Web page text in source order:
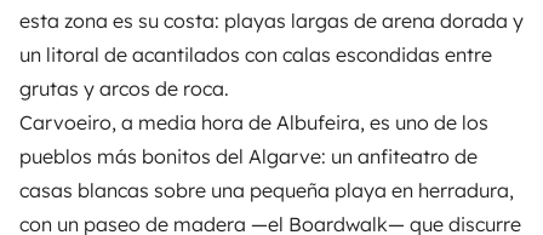
esta zona es su costa: playas largas de arena dorada y
un litoral de acantilados con calas escondidas entre
grutas y arcos de roca.
Carvoeiro, a media hora de Albufeira, es uno de los
pueblos más bonitos del Algarve: un anfiteatro de
casas blancas sobre una pequeña playa en herradura,
con un paseo de madera —el Boardwalk— que discurre